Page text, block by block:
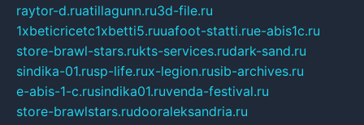
raytor-d.ruatillagunn.ru3d-file.ru
1xbeticricetc1xbetti5.ruuafoot-statti.rue-abis1c.ru
store-brawl-stars.rukts-services.rudark-sand.ru
sindika-01.rusp-life.rux-legion.rusib-archives.ru
e-abis-1-c.rusindika01.ruvenda-festival.ru
store-brawlstars.rudooraleksandria.ru